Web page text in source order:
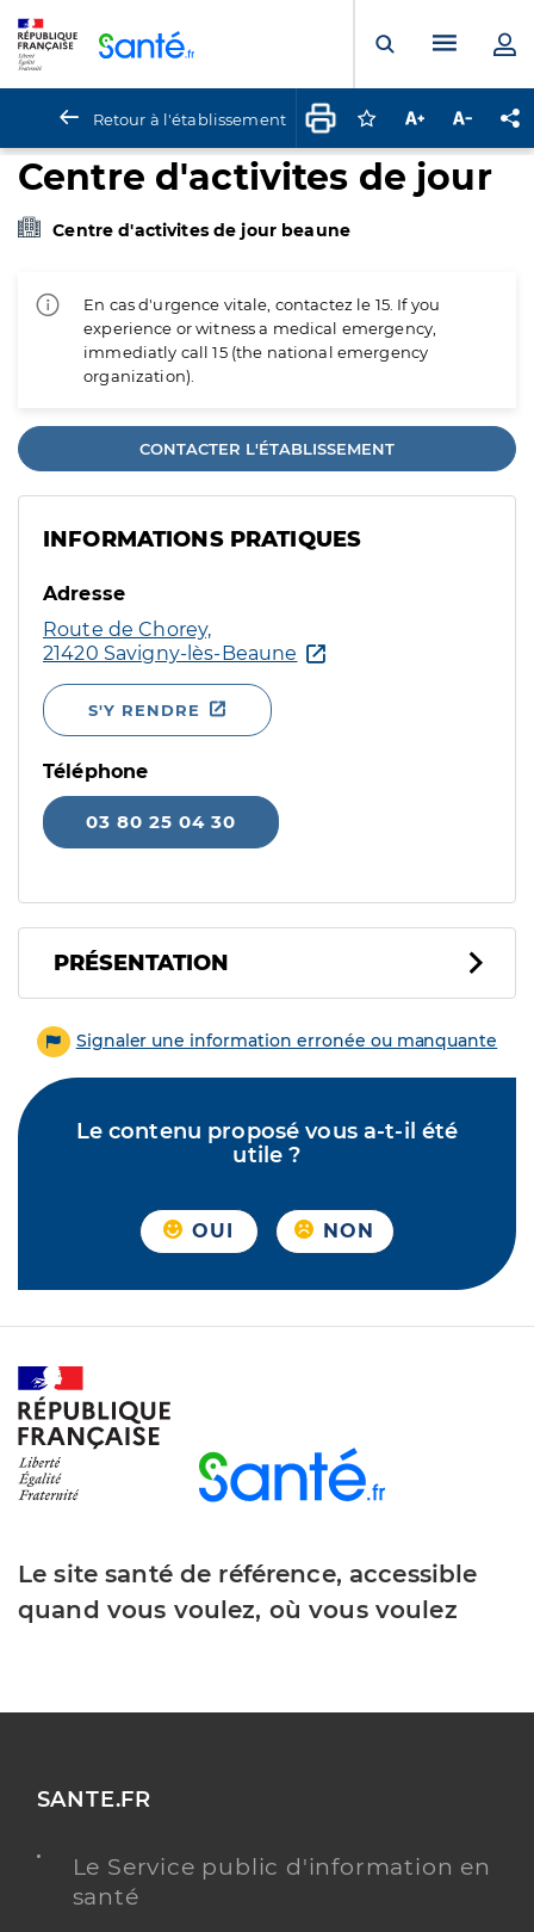
Ouvrir laMenu
Retour à l'établissement Connectez-vous
Augmenter la
Centre d'activites de jour
Centre d'activites de jour beaune
En cas d'urgence vitale, contactez le 15. If you
experience or witness a medical emergency,
immediatly call 15 (the national emergency
organization).
CONTACTER L'ÉTABLISSEMENT
INFORMATIONS PRATIQUES
Adresse
Route de Chorey,
21420 Savigny-lès-Beaune
S'Y RENDRE
Téléphone
03 80 25 04 30
PRÉSENTATION
Signaler une information erronée ou manquante
Le contenu proposé vous a-t-il été
utile ?
OUI NON
Le site santé de référence, accessible
quand vous voulez, où vous voulez
SANTE.FR
Le Service public d'information en
santé